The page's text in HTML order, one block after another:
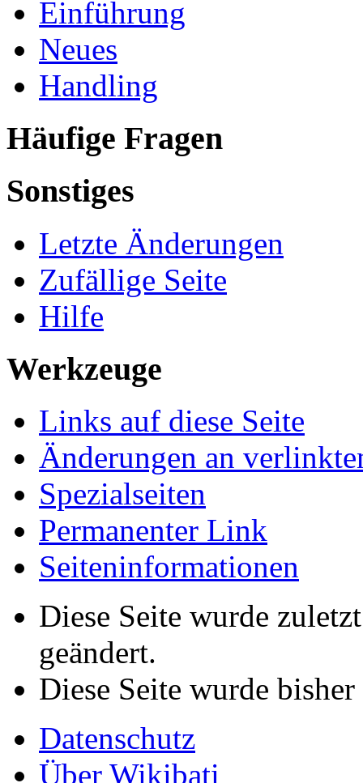
Einführung
Neues
Handling
Häufige Fragen
Sonstiges
Letzte Änderungen
Zufällige Seite
Hilfe
Werkzeuge
Links auf diese Seite
Änderungen an
Spezialseiten
Permanenter Link
Seiteninformationen
Diese Seite wurde
geändert.
Diese Seite wurde
Datenschutz
Über Wikibati